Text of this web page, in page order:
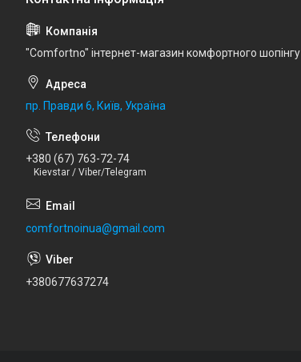
"Comfortno" інтернет-магазин комфортного шопінгу
пр. Правди 6, Київ, Україна
+380 (67) 763-72-74
Kievstar / Viber/Telegram
comfortnoinua@gmail.com
+380677637274